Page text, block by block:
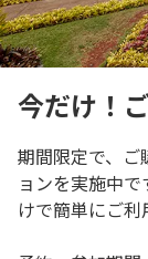
今だけ！
期間限定で、
ョンを実施中
けで簡単にご利